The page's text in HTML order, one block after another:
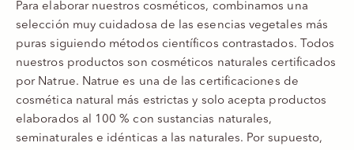
Para elaborar nuestros cosméticos, combinamos una
selección muy cuidadosa de las esencias vegetales más
puras siguiendo métodos científicos contrastados. Todos
nuestros productos son cosméticos naturales certificados
por Natrue. Natrue es una de las certificaciones de
cosmética natural más estrictas y solo acepta productos
elaborados al 100 % con sustancias naturales,
seminaturales e idénticas a las naturales. Por supuesto,